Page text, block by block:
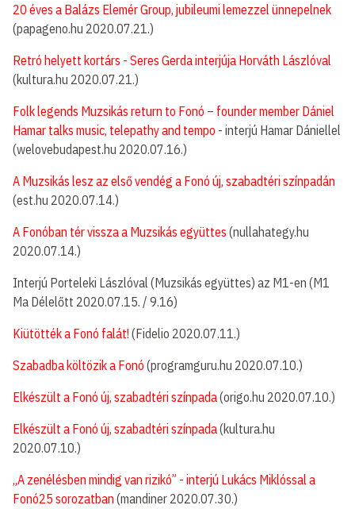
20 éves a Balázs Elemér Group, jubileumi lemezzel ünnepelnek
(papageno.hu 2020.07.21.)
Retró helyett kortárs - Seres Gerda interjúja Horváth Lászlóval
(kultura.hu 2020.07.21.)
Folk legends Muzsikás return to Fonó – founder member Dániel
Hamar talks music, telepathy and tempo - interjú Hamar Dániellel
(welovebudapest.hu 2020.07.16.)
A Muzsikás lesz az első vendég a Fonó új, szabadtéri színpadán
(est.hu 2020.07.14.)
A Fonóban tér vissza a Muzsikás együttes (nullahategy.hu
2020.07.14.)
Interjú Porteleki Lászlóval (Muzsikás együttes) az M1-en (M1
Ma Délelőtt 2020.07.15. / 9.16)
Kiütötték a Fonó falát! (Fidelio 2020.07.11.)
Szabadba költözik a Fonó (programguru.hu 2020.07.10.)
Elkészült a Fonó új, szabadtéri színpada(origo.hu 2020.07.10.)
Elkészült a Fonó új, szabadtéri színpada(kultura.hu
2020.07.10.)
„A zenélésben mindig van rizikó” - interjú Lukács Miklóssal a
Fonó25 sorozatban (mandiner 2020.07.30.)